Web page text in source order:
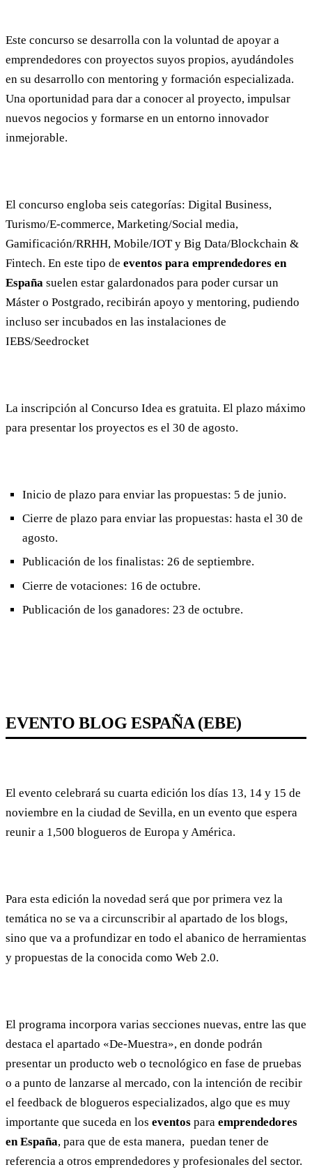
Este concurso se desarrolla con la voluntad de apoyar a
emprendedores con proyectos suyos propios, ayudándoles
en su desarrollo con mentoring y formación especializada.
Una oportunidad para dar a conocer al proyecto, impulsar
nuevos negocios y formarse en un entorno innovador
inmejorable.
El concurso engloba seis categorías: Digital Business,
Turismo/E-commerce, Marketing/Social media,
Gamificación/RRHH, Mobile/IOT y Big Data/Blockchain &
Fintech. En este tipo de eventos para emprendedores en
España suelen estar galardonados para poder cursar un
Máster o Postgrado, recibirán apoyo y mentoring, pudiendo
incluso ser incubados en las instalaciones de
IEBS/Seedrocket
La inscripción al Concurso Idea es gratuita. El plazo máximo
para presentar los proyectos es el 30 de agosto.
Inicio de plazo para enviar las propuestas: 5 de junio.
Cierre de plazo para enviar las propuestas: hasta el 30 de
agosto.
Publicación de los finalistas: 26 de septiembre.
Cierre de votaciones: 16 de octubre.
Publicación de los ganadores: 23 de octubre.
EVENTO BLOG ESPAÑA (EBE)
El evento celebrará su cuarta edición los días 13, 14 y 15 de
noviembre en la ciudad de Sevilla, en un evento que espera
reunir a 1,500 blogueros de Europa y América.
Para esta edición la novedad será que por primera vez la
temática no se va a circunscribir al apartado de los blogs,
sino que va a profundizar en todo el abanico de herramientas
y propuestas de la conocida como Web 2.0.
El programa incorpora varias secciones nuevas, entre las que
destaca el apartado «De-Muestra», en donde podrán
presentar un producto web o tecnológico en fase de pruebas
o a punto de lanzarse al mercado, con la intención de recibir
el feedback de blogueros especializados, algo que es muy
importante que suceda en los eventos para emprendedores
en España, para que de esta manera, puedan tener de
referencia a otros emprendedores y profesionales del sector.